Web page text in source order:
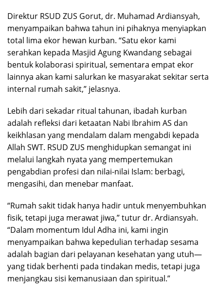
Direktur RSUD ZUS Gorut, dr. Muhamad Ardiansyah,
menyampaikan bahwa tahun ini pihaknya menyiapkan
total lima ekor hewan kurban. “Satu ekor kami
serahkan kepada Masjid Agung Kwandang sebagai
bentuk kolaborasi spiritual, sementara empat ekor
lainnya akan kami salurkan ke masyarakat sekitar serta
internal rumah sakit,” jelasnya.
Lebih dari sekadar ritual tahunan, ibadah kurban
adalah refleksi dari ketaatan Nabi Ibrahim AS dan
keikhlasan yang mendalam dalam mengabdi kepada
Allah SWT. RSUD ZUS menghidupkan semangat ini
melalui langkah nyata yang mempertemukan
pengabdian profesi dan nilai-nilai Islam: berbagi,
mengasihi, dan menebar manfaat.
“Rumah sakit tidak hanya hadir untuk menyembuhkan
fisik, tetapi juga merawat jiwa,” tutur dr. Ardiansyah.
“Dalam momentum Idul Adha ini, kami ingin
menyampaikan bahwa kepedulian terhadap sesama
adalah bagian dari pelayanan kesehatan yang utuh—
yang tidak berhenti pada tindakan medis, tetapi juga
menjangkau sisi kemanusiaan dan spiritual.”